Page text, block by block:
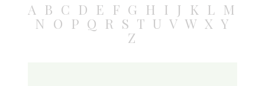
A B C D E F G H I J K L M
N O P Q R S T U V W X Y
Z